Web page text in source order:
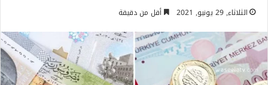
الثلاثاء, 29 يونيو, 2021 أقل من دقيقة